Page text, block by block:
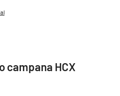
campana HCX